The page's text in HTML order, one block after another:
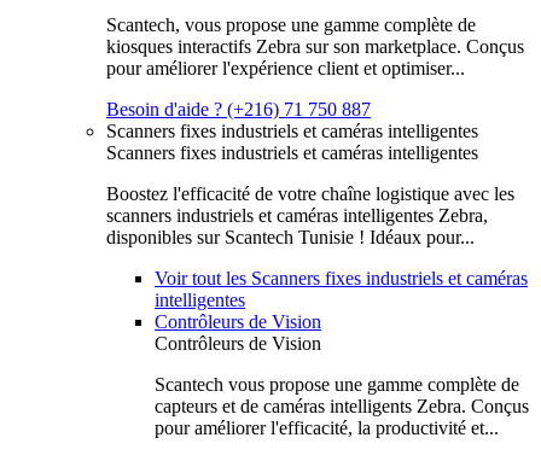
Scantech, vous propose une gamme complète de
kiosques interactifs Zebra sur son marketplace. Conçus
pour améliorer l'expérience client et optimiser...
Besoin d'aide ? (+216) 71 750 887
Scanners fixes industriels et caméras intelligentes
Scanners fixes industriels et caméras intelligentes
Boostez l'efficacité de votre chaîne logistique avec les
scanners industriels et caméras intelligentes Zebra,
disponibles sur Scantech Tunisie ! Idéaux pour...
Voir tout les Scanners fixes industriels et caméras
intelligentes
Contrôleurs de Vision
Contrôleurs de Vision
Scantech vous propose une gamme complète de
capteurs et de caméras intelligents Zebra. Conçus
pour améliorer l'efficacité, la productivité et...